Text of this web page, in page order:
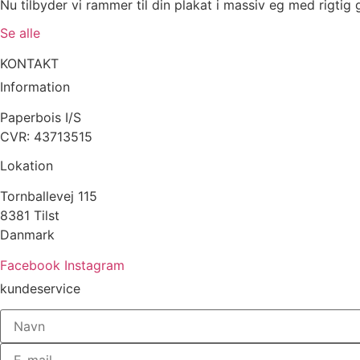
Nu tilbyder vi rammer til din plakat i massiv eg med rigtig
Se alle
KONTAKT
Information
Paperbois I/S
CVR: 43713515
Lokation
Tornballevej 115
8381 Tilst
Danmark
Facebook Instagram
kundeservice